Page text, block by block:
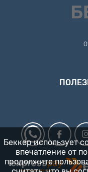
Беккер использует
впечатление от
продолжите